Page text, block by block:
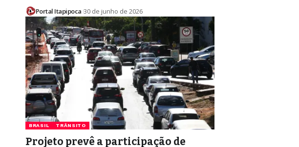
Portal Itapipoca 30 de junho de 2026
BRASIL TRÂNSITO
Projeto prevê a participação de